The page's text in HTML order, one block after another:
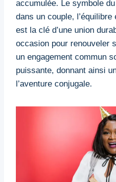
accumulée. Le symbole
dans un couple,
est la clé d’une union
occasion pour renouveler
un engagement commun
puissante, donnant ainsi
l’aventure conjugale.